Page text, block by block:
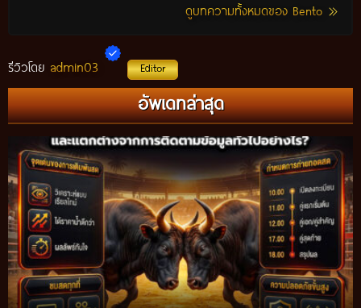
ดูบทความทั้งหมดของ Bento
รีวิวโดย admin03 Editor
อัพเดทล่าสุด